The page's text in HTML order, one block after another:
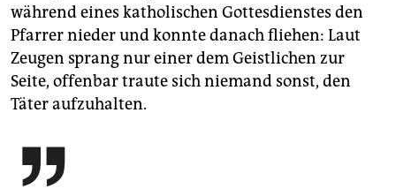
während eines katholischen Gottesdienstes den
Pfarrer nieder und konnte danach fliehen: Laut
Zeugen sprang nur einer dem Geistlichen zur
Seite, offenbar traute sich niemand sonst, den
Täter aufzuhalten.
